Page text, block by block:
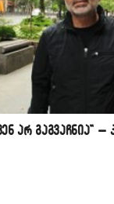
არ გაგვაჩნია” –